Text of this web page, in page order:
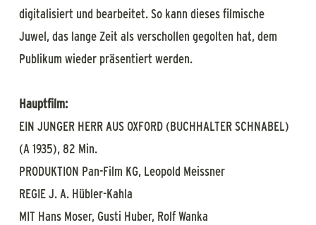
digitalisiert und bearbeitet. So kann dieses filmische
Juwel, das lange Zeit als verschollen gegolten hat, dem
Publikum wieder präsentiert werden.
Hauptfilm:
EIN JUNGER HERR AUS OXFORD (BUCHHALTER SCHNABEL)
(A 1935), 82 Min.
PRODUKTION Pan-Film KG, Leopold Meissner
REGIE J. A. Hübler-Kahla
MIT Hans Moser, Gusti Huber, Rolf Wanka